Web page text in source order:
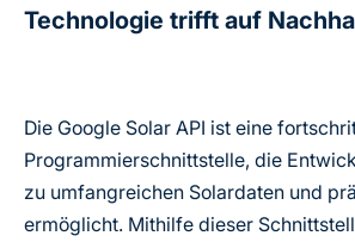
Technologie trifft auf
Die Google Solar API ist eine
Programmierschnittstelle, die
zu umfangreichen Solardaten und
ermöglicht. Mithilfe dieser